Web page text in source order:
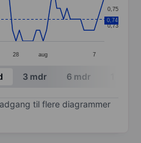
categories.
values. Data
28 aug 7
0,73
0,75
0,74
3 mdr 6 mdr
til flere diagrammer